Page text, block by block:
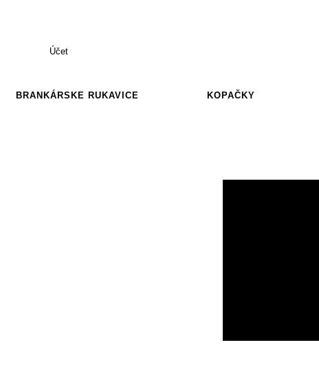
Účet
BRANKÁRSKE RUKAVICE KOPAČKY